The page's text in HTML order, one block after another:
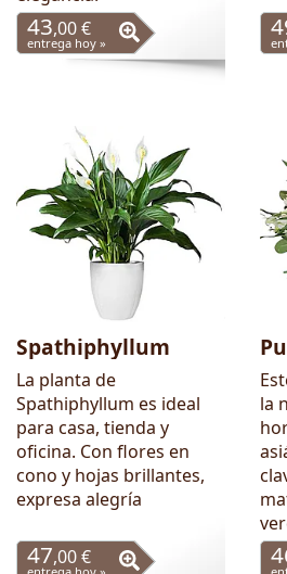
43,00 €
entrega hoy »
Spathiphyllum
La planta de
Spathiphyllum es ideal
para casa, tienda y
oficina. Con flores en
cono y hojas brillantes,
expresa alegría
47,00 €
la